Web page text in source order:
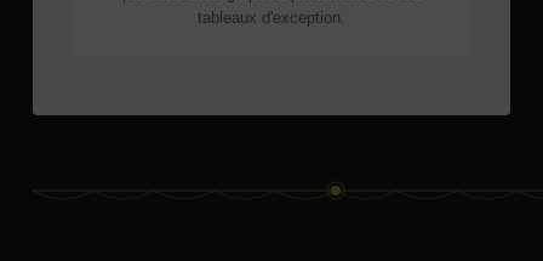
tableaux d'exception.